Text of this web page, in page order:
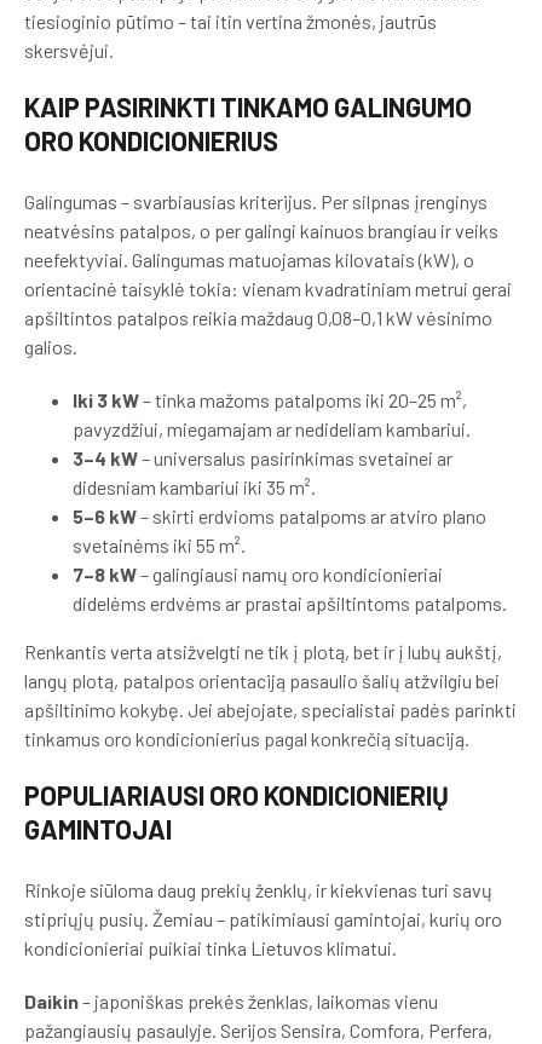
tiesioginio pūtimo – tai itin vertina žmonės, jautrūs
skersvėjui.
KAIP PASIRINKTI TINKAMO GALINGUMO
ORO KONDICIONIERIUS
Galingumas – svarbiausias kriterijus. Per silpnas įrenginys
neatvėsins patalpos, o per galingi kainuos brangiau ir veiks
neefektyviai. Galingumas matuojamas kilovatais (kW), o
orientacinė taisyklė tokia: vienam kvadratiniam metrui gerai
apšiltintos patalpos reikia maždaug 0,08–0,1 kW vėsinimo
galios.
Iki 3 kW– tinka mažoms patalpoms iki 20–25 m²,
pavyzdžiui, miegamajam ar nedideliam kambariui.
3–4 kW– universalus pasirinkimas svetainei ar
didesniam kambariui iki 35 m².
5–6 kW– skirti erdvioms patalpoms ar atviro plano
svetainėms iki 55 m².
7–8 kW– galingiausi namų oro kondicionieriai
didelėms erdvėms ar prastai apšiltintoms patalpoms.
Renkantis verta atsižvelgti ne tik į plotą, bet ir į lubų aukštį,
langų plotą, patalpos orientaciją pasaulio šalių atžvilgiu bei
apšiltinimo kokybę. Jei abejojate, specialistai padės parinkti
tinkamus oro kondicionierius pagal konkrečią situaciją.
POPULIARIAUSI ORO KONDICIONIERIŲ
GAMINTOJAI
Rinkoje siūloma daug prekių ženklų, ir kiekvienas turi savų
stipriųjų pusių. Žemiau – patikimiausi gamintojai, kurių oro
kondicionieriai puikiai tinka Lietuvos klimatui.
Daikin– japoniškas prekės ženklas, laikomas vienu
pažangiausių pasaulyje. Serijos Sensira, Comfora, Perfera,